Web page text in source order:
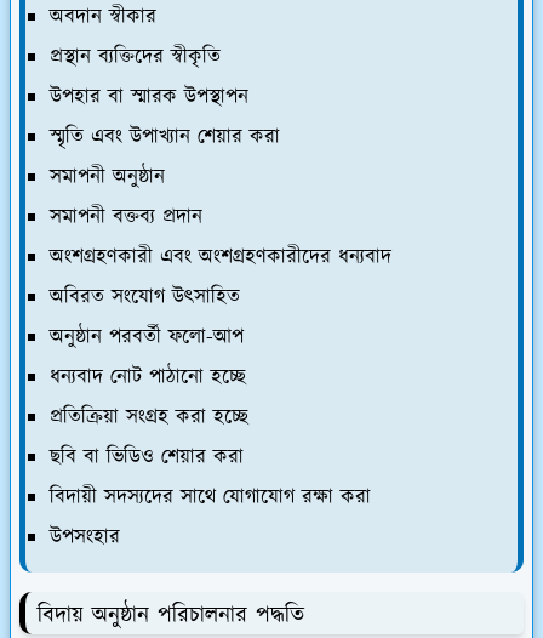
অবদান স্বীকার
প্রস্থান ব্যক্তিদের স্বীকৃতি
উপহার বা স্মারক উপস্থাপন
স্মৃতি এবং উপাখ্যান শেয়ার করা
সমাপনী অনুষ্ঠান
সমাপনী বক্তব্য প্রদান
অংশগ্রহণকারী এবং অংশগ্রহণকারীদের ধন্যবাদ
অবিরত সংযোগ উত্সাহিত
অনুষ্ঠান পরবর্তী ফলো-আপ
ধন্যবাদ নোট পাঠানো হচ্ছে
প্রতিক্রিয়া সংগ্রহ করা হচ্ছে
ছবি বা ভিডিও শেয়ার করা
বিদায়ী সদস্যদের সাথে যোগাযোগ রক্ষা করা
উপসংহার
বিদায় অনুষ্ঠান পরিচালনার পদ্ধতি